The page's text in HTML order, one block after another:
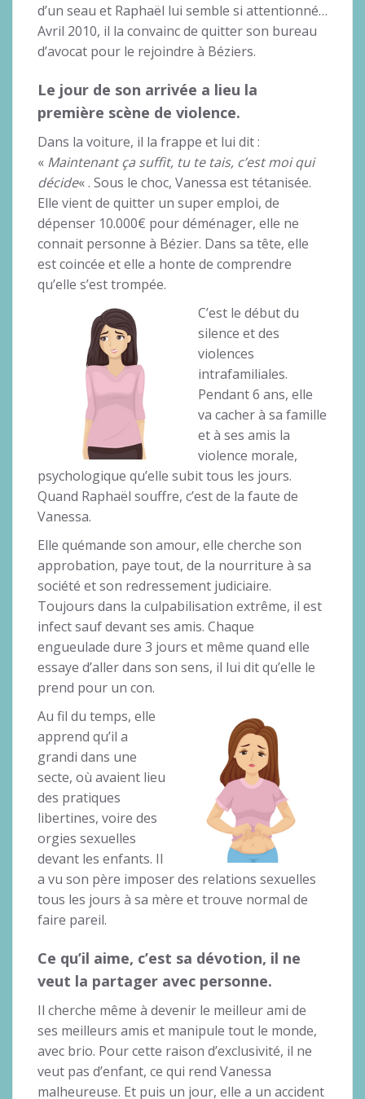
d’un seau et Raphaël lui semble si attentionné…
Avril 2010, il la convainc de quitter son bureau
d’avocat pour le rejoindre à Béziers.
Le jour de son arrivée a lieu la
première scène de violence.
Dans la voiture, il la frappe et lui dit :
« Maintenant ça suffit, tu te tais, c’est moi qui
décide« . Sous le choc, Vanessa est tétanisée.
Elle vient de quitter un super emploi, de
dépenser 10.000€ pour déménager, elle ne
connait personne à Bézier. Dans sa tête, elle
est coincée et elle a honte de comprendre
qu’elle s’est trompée.
C’est le début du
silence et des
violences
intrafamiliales.
Pendant 6 ans, elle
va cacher à sa famille
et à ses amis la
violence morale,
psychologique qu’elle subit tous les jours.
Quand Raphaël souffre, c’est de la faute de
Vanessa.
Elle quémande son amour, elle cherche son
approbation, paye tout, de la nourriture à sa
société et son redressement judiciaire.
Toujours dans la culpabilisation extrême, il est
infect sauf devant ses amis. Chaque
engueulade dure 3 jours et même quand elle
essaye d’aller dans son sens, il lui dit qu’elle le
prend pour un con.
Au fil du temps, elle
apprend qu’il a
grandi dans une
secte, où avaient lieu
des pratiques
libertines, voire des
orgies sexuelles
devant les enfants. Il
a vu son père imposer des relations sexuelles
tous les jours à sa mère et trouve normal de
faire pareil.
Ce qu’il aime, c’est sa dévotion, il ne
veut la partager avec personne.
Il cherche même à devenir le meilleur ami de
ses meilleurs amis et manipule tout le monde,
avec brio. Pour cette raison d’exclusivité, il ne
veut pas d’enfant, ce qui rend Vanessa
malheureuse. Et puis un jour, elle a un accident